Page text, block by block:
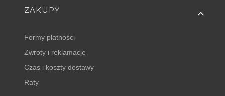
Linki w stopce
ZAKUPY
Formy płatności
Zwroty i reklamacje
Czas i koszty dostawy
Raty